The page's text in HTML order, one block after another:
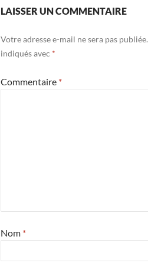
LAISSER UN COMMENTAIRE
Votre adresse e-mail ne sera pas publiée.
indiqués avec *
Commentaire *
Nom *